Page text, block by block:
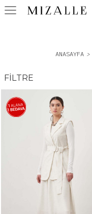
ANASAYFA >
FILTRE